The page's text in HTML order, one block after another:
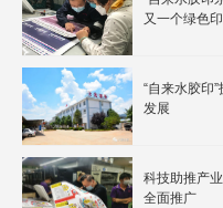
又一个绿色
“自来水胶印”技术落
发展
科技助推产
全面推广